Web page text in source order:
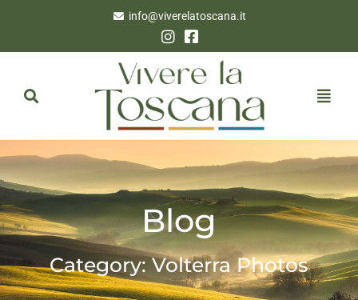
info@viverelatoscana.it
Blog
Category: Volterra Photos